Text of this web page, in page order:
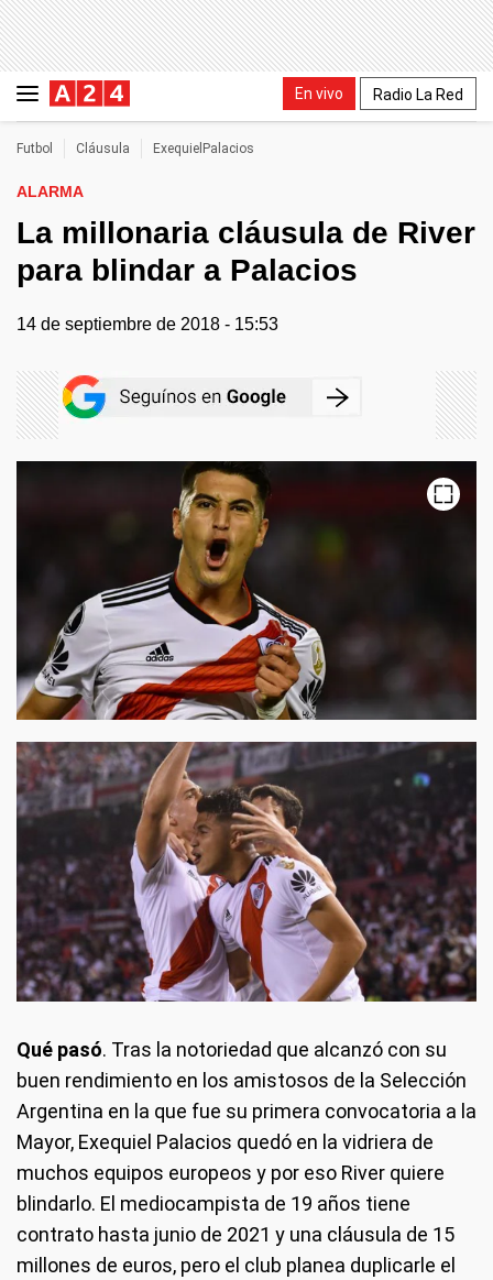
En vivo Radio La Red
Futbol Cláusula ExequielPalacios
ALARMA
La millonaria cláusula de River
para blindar a Palacios
14 de septiembre de 2018 - 15:53
Qué pasó. Tras la notoriedad que alcanzó con su
buen rendimiento en los amistosos de la Selección
Argentina en la que fue su primera convocatoria a la
Mayor, Exequiel Palacios quedó en la vidriera de
muchos equipos europeos y por eso River quiere
blindarlo. El mediocampista de 19 años tiene
contrato hasta junio de 2021 y una cláusula de 15
millones de euros, pero el club planea duplicarle el